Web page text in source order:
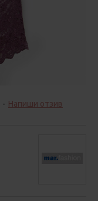
- Напиши отзив